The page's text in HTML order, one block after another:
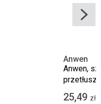
Anwen
Anwen,
25,49 zł